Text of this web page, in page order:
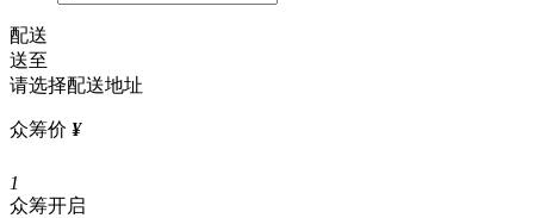
配送
送至
请选择配送地址
众筹价 ¥
1
众筹开启